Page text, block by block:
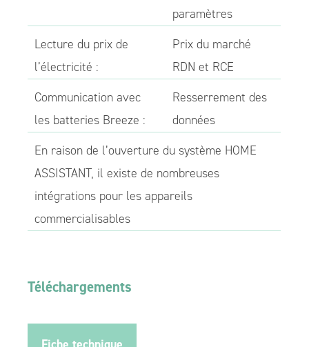
paramètres
Lecture du prix de
l’électricité :
Prix du marché
RDN et RCE
Communication avec
les batteries Breeze :
Resserrement des
données
En raison de l’ouverture du système HOME
ASSISTANT, il existe de nombreuses
intégrations pour les appareils
commercialisables
Téléchargements